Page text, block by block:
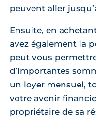
peuvent aller
Ensuite, en
avez également la
peut vous
d’importantes
un loyer mensuel,
votre avenir
propriétaire de sa